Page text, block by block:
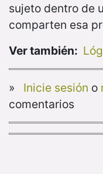
sujeto dentro de
comparten esa
Ver también:
» Inicie sesión o
comentarios